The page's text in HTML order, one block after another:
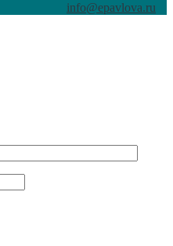
info@epavlova.ru